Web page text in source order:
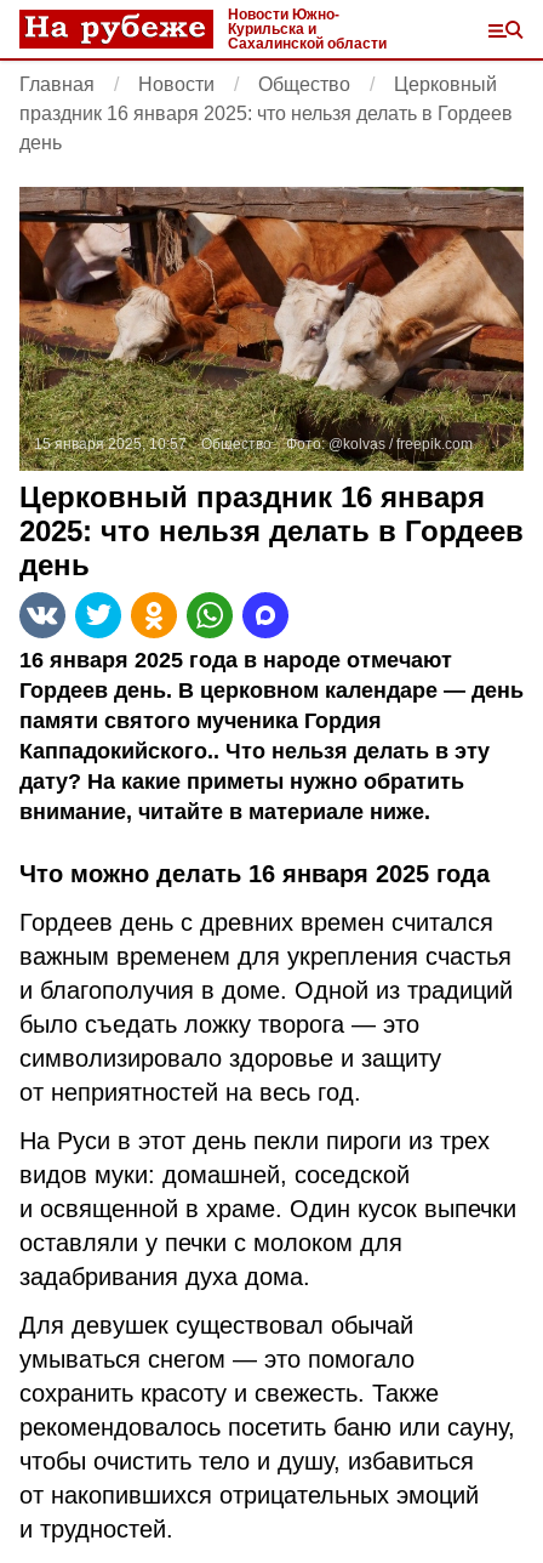
Новости Южно-
Курильска и
Сахалинской области
Главная Новости Общество
Церковный
праздник 16 января 2025: что нельзя делать в Гордеев
день
15 января 2025, 10:57 Общество Фото:@kolvas /freepik.com
Церковный праздник 16 января
2025: что нельзя делать в Гордеев
день
16 января 2025 года в народе отмечают
Гордеев день. В церковном календаре — день
памяти святого мученика Гордия
Каппадокийского.. Что нельзя делать в эту
дату? На какие приметы нужно обратить
внимание, читайте в материале ниже.
Что можно делать 16 января 2025 года
Гордеев день с древних времен считался
важным временем для укрепления счастья
и благополучия в доме. Одной из традиций
было съедать ложку творога — это
символизировало здоровье и защиту
от неприятностей на весь год.
На Руси в этот день пекли пироги из трех
видов муки: домашней, соседской
и освященной в храме. Один кусок выпечки
оставляли у печки с молоком для
задабривания духа дома.
Для девушек существовал обычай
умываться снегом — это помогало
сохранить красоту и свежесть. Также
рекомендовалось посетить баню или сауну,
чтобы очистить тело и душу, избавиться
от накопившихся отрицательных эмоций
и трудностей.